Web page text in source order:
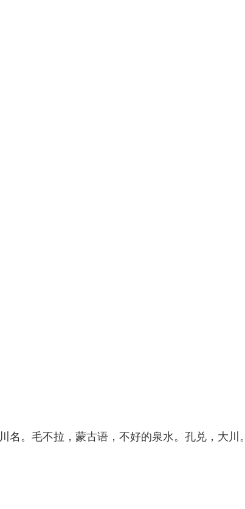
名。毛不拉，蒙古语，不好的泉水。孔兑，大川。